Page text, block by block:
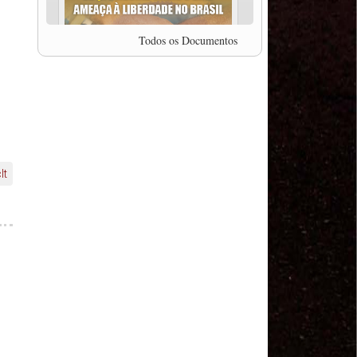
professor da Unisinos e Doutor em Ciências da
Comunicação da USP, Rafael Grohmann, que
coordena uma pesquisa internacional que visa
pressionar as plataformas digitais por melhores
Todos os Documentos